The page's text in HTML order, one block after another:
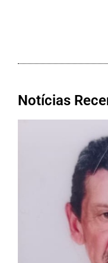
Notícias